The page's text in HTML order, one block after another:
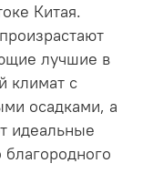
Китая.
лучшие в
климат с
осадками, а
идеальные